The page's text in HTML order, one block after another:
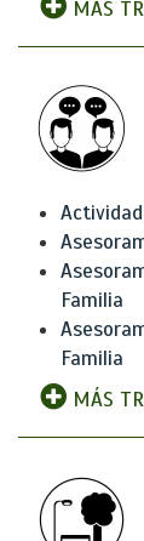
MÁS
Familia
Familia
MÁS